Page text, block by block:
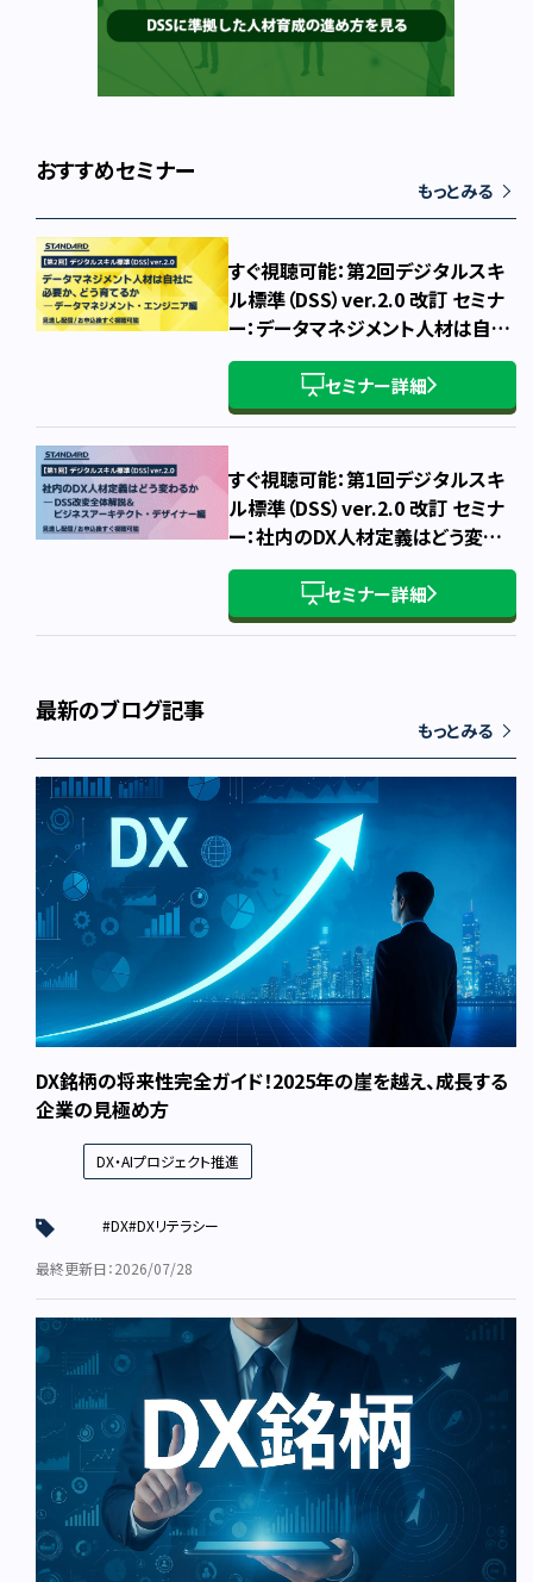
おすすめセミナー
もっとみる
すぐ視聴可能：第2回デジタルスキ
ル標準（DSS）ver.2.0 改訂 セミナ
ー：データマネジメント人材は自社
に必要か、どう育てるか ～ データ
マネジメント・エンジニア編 ～
セミナー詳細
すぐ視聴可能：第1回デジタルスキ
ル標準（DSS）ver.2.0 改訂 セミナ
ー：社内のDX人材定義はどう変わ
るか
セミナー詳細
最新のブログ記事
もっとみる
DX銘柄の将来性完全ガイド！2025年の崖を越え、成長する
企業の見極め方
DX・AIプロジェクト推進
#DX#DXリテラシー
最終更新日：2026/07/28